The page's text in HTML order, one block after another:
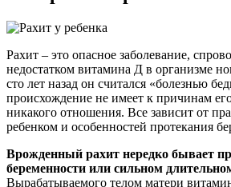
Рахит – это опасное заболевание,
недостатком витамина Д в организме
сто лет назад он считался «болезнью
происхождение не имеет к причинам
никакого отношения. Все зависит от
ребенком и особенностей протекания
Врожденный рахит нередко бывает
беременности или сильном
Вырабатываемого телом матери